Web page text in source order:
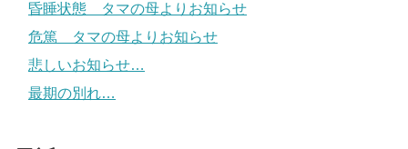
昏睡状態 タマの母よりお知らせ
危篤 タマの母よりお知らせ
悲しいお知らせ…
最期の別れ…